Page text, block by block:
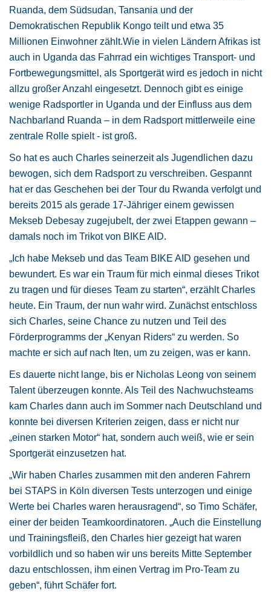
Ruanda, dem Südsudan, Tansania und der
Demokratischen Republik Kongo teilt und etwa 35
Millionen Einwohner zählt.Wie in vielen Ländern Afrikas ist
auch in Uganda das Fahrrad ein wichtiges Transport- und
Fortbewegungsmittel, als Sportgerät wird es jedoch in nicht
allzu großer Anzahl eingesetzt. Dennoch gibt es einige
wenige Radsportler in Uganda und der Einfluss aus dem
Nachbarland Ruanda – in dem Radsport mittlerweile eine
zentrale Rolle spielt - ist groß.
So hat es auch Charles seinerzeit als Jugendlichen dazu
bewogen, sich dem Radsport zu verschreiben. Gespannt
hat er das Geschehen bei der Tour du Rwanda verfolgt und
bereits 2015 als gerade 17-Jähriger einem gewissen
Mekseb Debesay zugejubelt, der zwei Etappen gewann –
damals noch im Trikot von BIKE AID.
„Ich habe Mekseb und das Team BIKE AID gesehen und
bewundert. Es war ein Traum für mich einmal dieses Trikot
zu tragen und für dieses Team zu starten“, erzählt Charles
heute. Ein Traum, der nun wahr wird. Zunächst entschloss
sich Charles, seine Chance zu nutzen und Teil des
Förderprogramms der „Kenyan Riders“ zu werden. So
machte er sich auf nach Iten, um zu zeigen, was er kann.
Es dauerte nicht lange, bis er Nicholas Leong von seinem
Talent überzeugen konnte. Als Teil des Nachwuchsteams
kam Charles dann auch im Sommer nach Deutschland und
konnte bei diversen Kriterien zeigen, dass er nicht nur
„einen starken Motor“ hat, sondern auch weiß, wie er sein
Sportgerät einzusetzen hat.
„Wir haben Charles zusammen mit den anderen Fahrern
bei STAPS in Köln diversen Tests unterzogen und einige
Werte bei Charles waren herausragend“, so Timo Schäfer,
einer der beiden Teamkoordinatoren. „Auch die Einstellung
und Trainingsfleiß, den Charles hier gezeigt hat waren
vorbildlich und so haben wir uns bereits Mitte September
dazu entschlossen, ihm einen Vertrag im Pro-Team zu
geben“, führt Schäfer fort.